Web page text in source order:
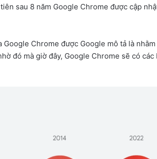
sau 8 năm Google Chrome được cập
Chrome được Google mô tả là nhằm
đó mà giờ đây, Google Chrome sẽ có